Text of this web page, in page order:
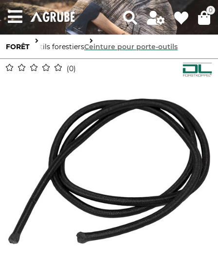
0
FORÊT Outils forestiersCeinture pour porte-outils
0